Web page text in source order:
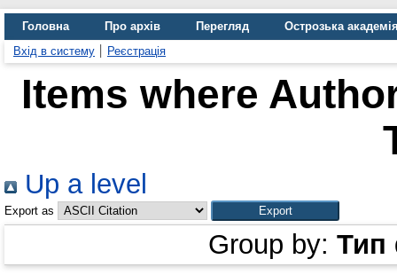
Головна Про архів Перегляд
Острозька
Вхід в систему
Реєстрація
Items where
Up a level
Export as
Group by: Тип